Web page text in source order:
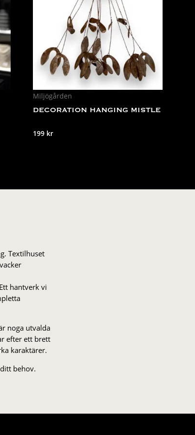
Miljögården
DECORATION HANGING MISTLE
199 kr
Textilhuset
hantverk vi
noga utvalda
efter ett brett
karaktärer.
behov.